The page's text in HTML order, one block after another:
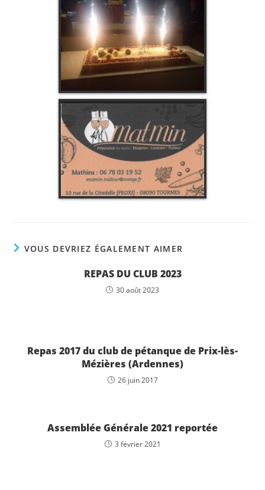
VOUS DEVRIEZ ÉGALEMENT AIMER
REPAS DU CLUB 2023
30 août 2023
Repas 2017 du club de pétanque de Prix-lès-
Mézières (Ardennes)
26 juin 2017
Assemblée Générale 2021 reportée
3 février 2021